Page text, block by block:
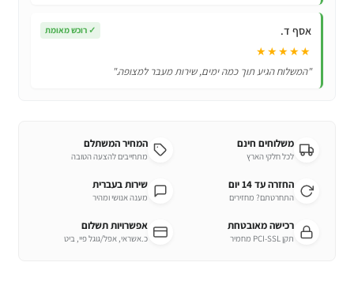
אסף ד. ✓ רוכש מאומת
★★★★★
"המשלוח הגיע תוך כמה ימים, שירות מעבר למצופה."
משלוחים חינם
לכל חלקי הארץ
המחיר המשתלם
מתחייבים להצעה הטובה
החזרה עד 14 יום
התחרטתם? מחזירים
שירות בעברית
מענה אנושי ומהיר
רכישה מאובטחת
תקן PCI-SSL מחמיר
אפשרויות תשלום
כ.אשראי, אפל/גוגל פיי, ביט